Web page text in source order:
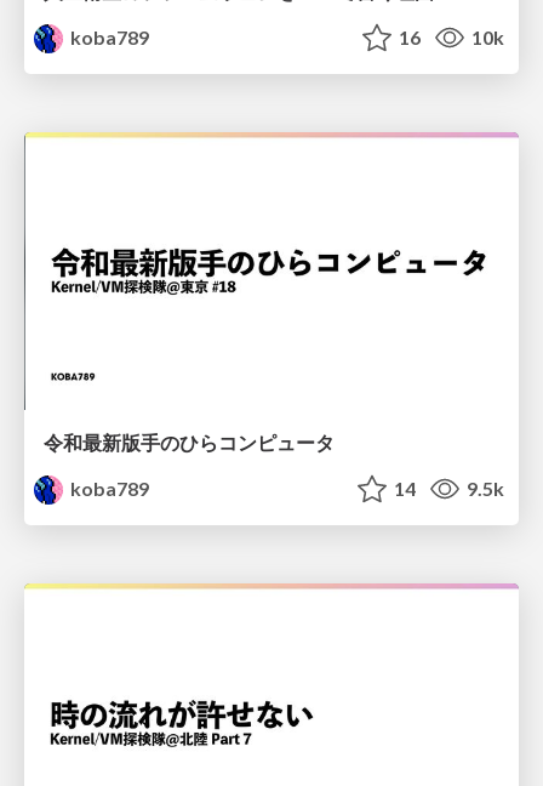
koba789
16 10k
令和最新版手のひらコンピュータ
koba789
14 9.5k